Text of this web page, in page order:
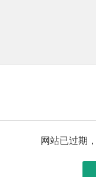
网站已过期